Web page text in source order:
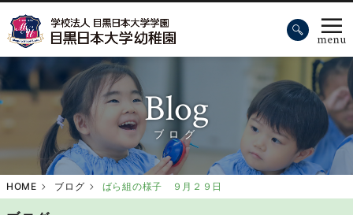
Blog
ブログ
HOME ブログ ばら組の様子 ９月２９日